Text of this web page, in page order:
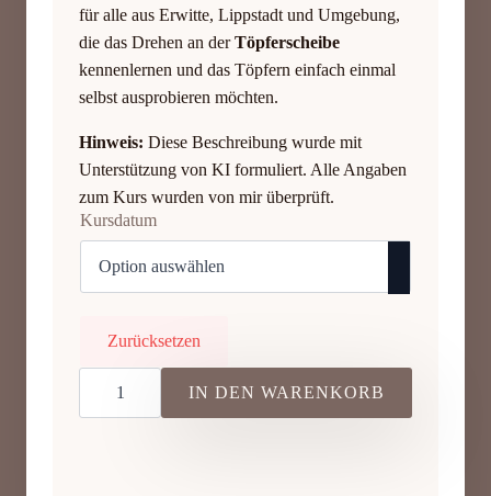
für alle aus Erwitte, Lippstadt und Umgebung,
die das Drehen an derTöpferscheibe
kennenlernen und das Töpfern einfach einmal
selbst ausprobieren möchten.
Hinweis: Diese Beschreibung wurde mit
Unterstützung von KI formuliert. Alle Angaben
zum Kurs wurden von mir überprüft.
Kursdatum
Zurücksetzen
Schnupperkurs
IN DEN WARENKORB